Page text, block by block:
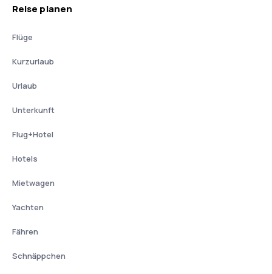
Reise planen
Flüge
Kurzurlaub
Urlaub
Unterkunft
Flug+Hotel
Hotels
Mietwagen
Yachten
Fähren
Schnäppchen